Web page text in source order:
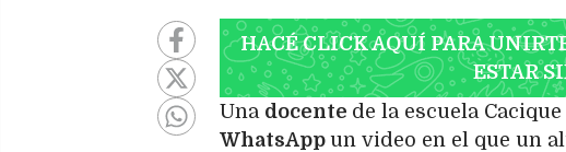
HACÉ CLICK AQUÍ PARA
ESTAR
Una docente de la escuela
WhatsApp un video en el que un